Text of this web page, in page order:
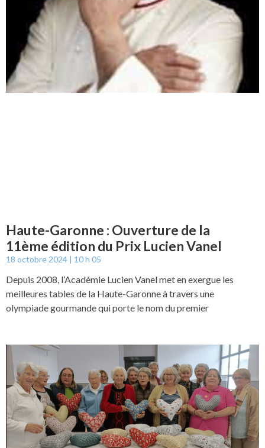
Haute-Garonne : Ouverture de la
11ème édition du Prix Lucien Vanel
18 octobre 2024 10 h 05
Depuis 2008, l’Académie Lucien Vanel met en exergue les
meilleures tables de la Haute-Garonne à travers une
olympiade gourmande qui porte le nom du premier